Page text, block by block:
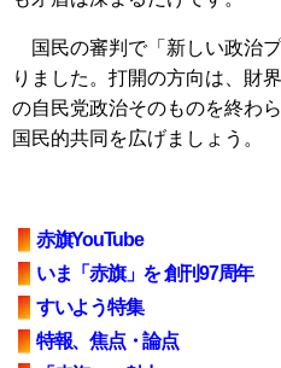
国民の審判で「新しい政治
りました。打開の方向は、財
の自民党政治そのものを終わ
国民的共同を広げましょう。
赤旗YouTube
いま「赤旗」を 創刊97周年
すいよう特集
特報、焦点・論点